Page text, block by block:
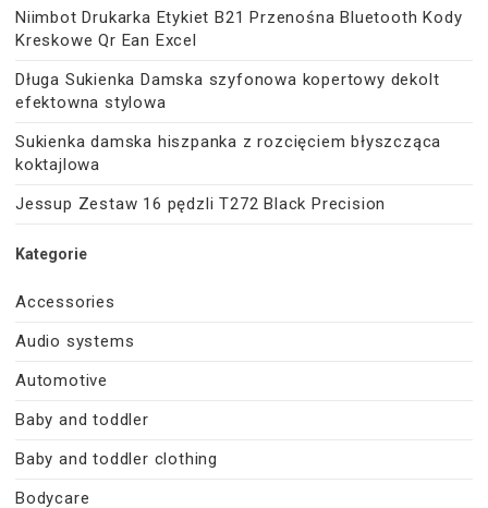
Niimbot Drukarka Etykiet B21 Przenośna Bluetooth Kody
Kreskowe Qr Ean Excel
Długa Sukienka Damska szyfonowa kopertowy dekolt
efektowna stylowa
Sukienka damska hiszpanka z rozcięciem błyszcząca
koktajlowa
Jessup Zestaw 16 pędzli T272 Black Precision
Kategorie
Accessories
Audio systems
Automotive
Baby and toddler
Baby and toddler clothing
Bodycare